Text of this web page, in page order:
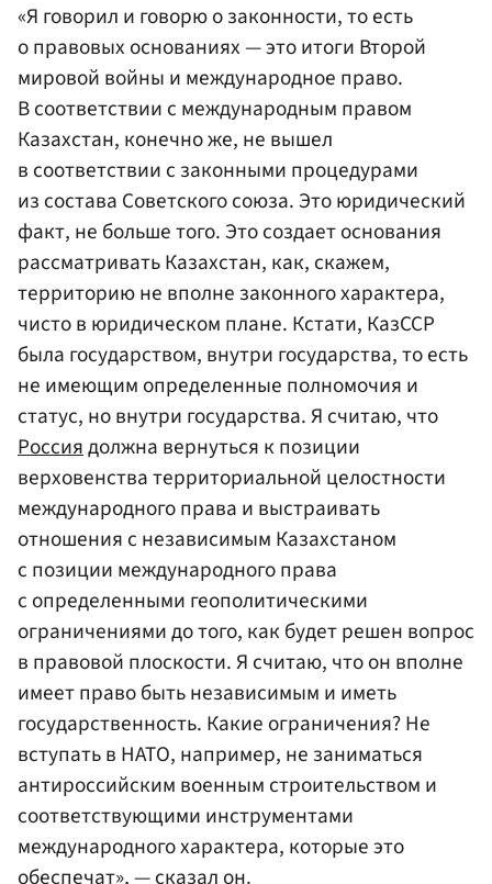
«Я говорил и говорю о законности, то есть
о правовых основаниях — это итоги Второй
мировой войны и международное право.
В соответствии с международным правом
Казахстан, конечно же, не вышел
в соответствии с законными процедурами
из состава Советского союза. Это юридический
факт, не больше того. Это создает основания
рассматривать Казахстан, как, скажем,
территорию не вполне законного характера,
чисто в юридическом плане. Кстати, КазССР
была государством, внутри государства, то есть
не имеющим определенные полномочия и
статус, но внутри государства. Я считаю, что
Россиядолжна вернуться к позиции
верховенства территориальной целостности
международного права и выстраивать
отношения с независимым Казахстаном
с позиции международного права
с определенными геополитическими
ограничениями до того, как будет решен вопрос
в правовой плоскости. Я считаю, что он вполне
имеет право быть независимым и иметь
государственность. Какие ограничения? Не
вступать в НАТО, например, не заниматься
антироссийским военным строительством и
соответствующими инструментами
международного характера, которые это
обеспечат», — сказал он.